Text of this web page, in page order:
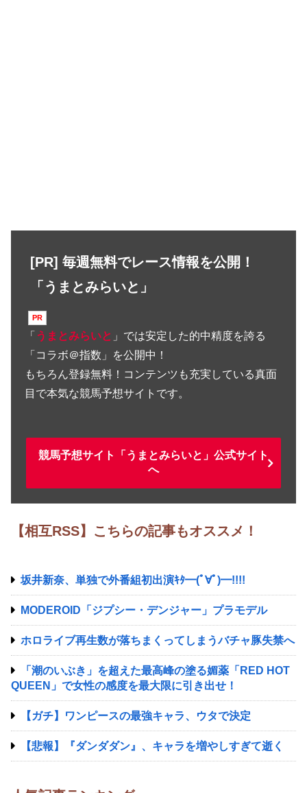
[PR] 毎週無料でレース情報を公開！
「うまとみらいと」
「 うまとみらいと 」では安定した的中精度を誇る
「コラボ＠指数」を公開中！
もちろん登録無料！コンテンツも充実している真面
目で本気な競馬予想サイトです。
競馬予想サイト「うまとみらいと」公式サイト
へ
【相互RSS】こちらの記事もオススメ！
坂井新奈、単独で外番組初出演ｷﾀ━(ﾟ∀ﾟ)━!!!!
MODEROID「ジプシー・デンジャー」プラモデル
ホロライブ再生数が落ちまくってしまうバチャ豚失禁へ
「潮のいぶき」を超えた最高峰の塗る媚薬「RED HOT
QUEEN」で女性の感度を最大限に引き出せ！
【ガチ】ワンピースの最強キャラ、ウタで決定
【悲報】『ダンダダン』、キャラを増やしすぎて逝く